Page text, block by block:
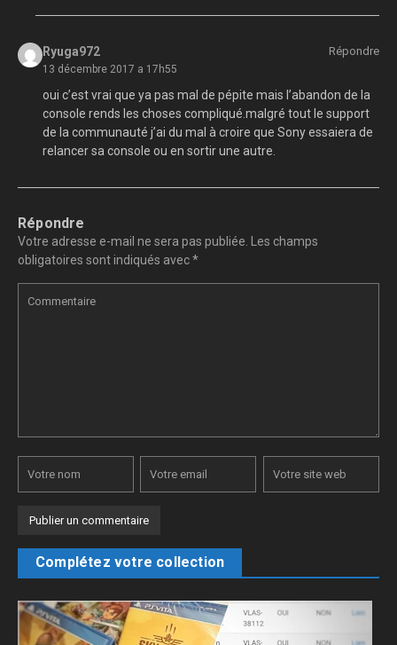
Ryuga972
13 décembre 2017 a 17h55
Répondre
oui c’est vrai que ya pas mal de pépite mais l’abandon de la
console rends les choses compliqué.malgré tout le support
de la communauté j’ai du mal à croire que Sony essaiera de
relancer sa console ou en sortir une autre.
Répondre
Votre adresse e-mail ne sera pas publiée. Les champs
obligatoires sont indiqués avec*
Complétez votre collection